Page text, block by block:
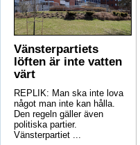
Vänsterpartiets
löften är inte vatten
värt
REPLIK: Man ska inte lova
något man inte kan hålla.
Den regeln gäller även
politiska partier.
Vänsterpartiet ...